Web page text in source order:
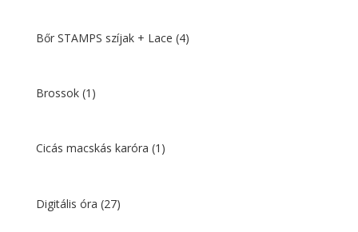
Bőr STAMPS szíjak + Lace (4)
Brossok (1)
Cicás macskás karóra (1)
Digitális óra (27)